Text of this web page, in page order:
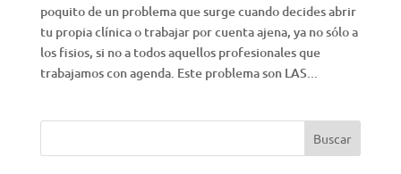
poquito de un problema que surge cuando decides abrir
tu propia clínica o trabajar por cuenta ajena, ya no sólo a
los fisios, si no a todos aquellos profesionales que
trabajamos con agenda. Este problema son LAS...